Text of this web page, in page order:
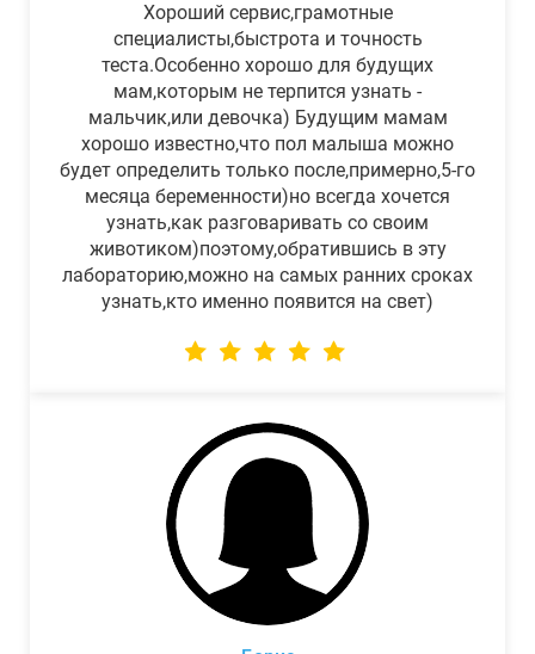
Хороший сервис,грамотные
специалисты,быстрота и точность
теста.Особенно хорошо для будущих
мам,которым не терпится узнать -
мальчик,или девочка) Будущим мамам
хорошо известно,что пол малыша можно
будет определить только после,примерно,5-го
месяца беременности)но всегда хочется
узнать,как разговаривать со своим
животиком)поэтому,обратившись в эту
лабораторию,можно на самых ранних сроках
узнать,кто именно появится на свет)